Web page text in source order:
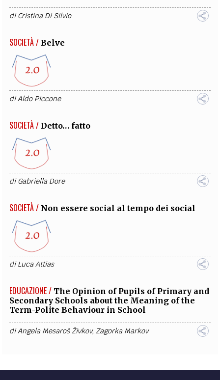
diCristina Di Silvio
SOCIETÀ / Belve
diAldo Piccone
SOCIETÀ / Detto… fatto
diGabriella Dore
SOCIETÀ / Non essere social al tempo dei social
diLuca Attias
EDUCAZIONE / The Opinion of Pupils of Primary and
Secondary Schools about the Meaning of the
Term-Polite Behaviour in School
diAngela Mesaroš Živkov,Zagorka Markov